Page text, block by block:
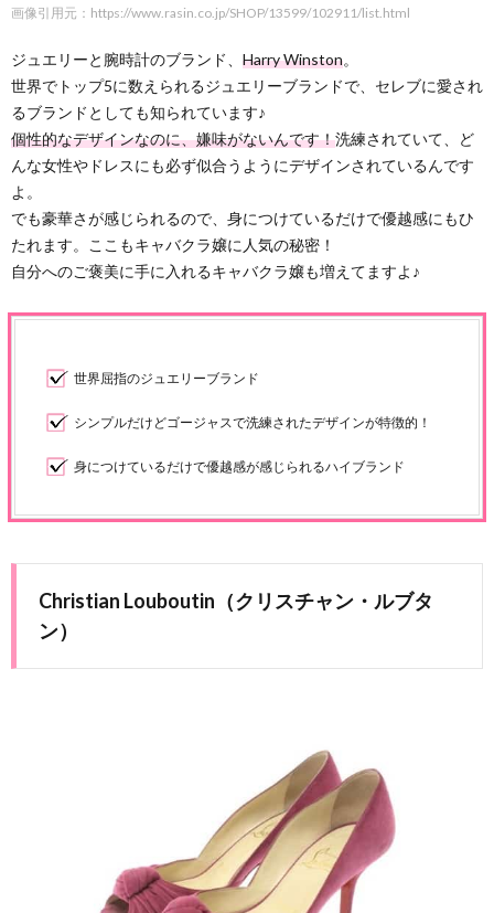
画像引用元：https://www.rasin.co.jp/SHOP/13599/102911/list.html
ジュエリーと腕時計のブランド、 Harry Winston。
世界でトップ5に数えられるジュエリーブランドで、セレブに愛され
るブランドとしても知られています♪
個性的なデザインなのに、嫌味がないんです！洗練されていて、ど
んな女性やドレスにも必ず似合うようにデザインされているんです
よ。
でも豪華さが感じられるので、身につけているだけで優越感にもひ
たれます。ここもキャバクラ嬢に人気の秘密！
自分へのご褒美に手に入れるキャバクラ嬢も増えてますよ♪
世界屈指のジュエリーブランド
シンプルだけどゴージャスで洗練されたデザインが特徴的！
身につけているだけで優越感が感じられるハイブランド
Christian Louboutin（クリスチャン・ルブタ
ン）